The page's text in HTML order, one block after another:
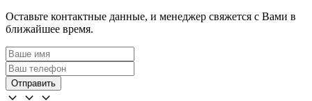
Оставьте контактные данные, и менеджер свяжется с Вами в
ближайшее время.
Отправить